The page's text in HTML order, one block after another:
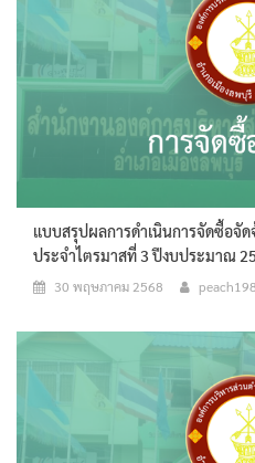
แบบสรุปผลการดำเนินการจัดซื้อจั
ประจำไตรมาสที่ 3 ปีงบประมาณ
30 พฤษภาคม 2568